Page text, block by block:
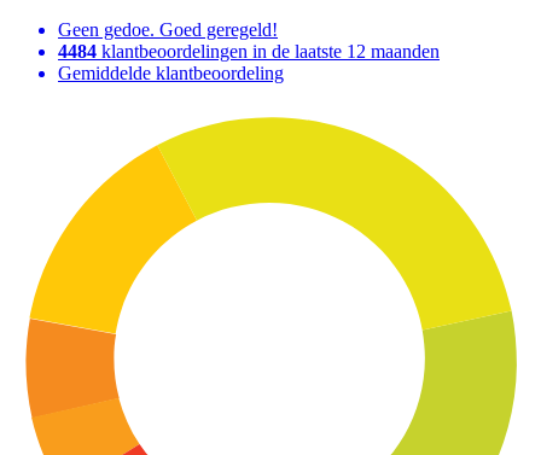
Geen gedoe. Goed geregeld!
4484 klantbeoordelingen in de laatste 12 maanden
Gemiddelde klantbeoordeling